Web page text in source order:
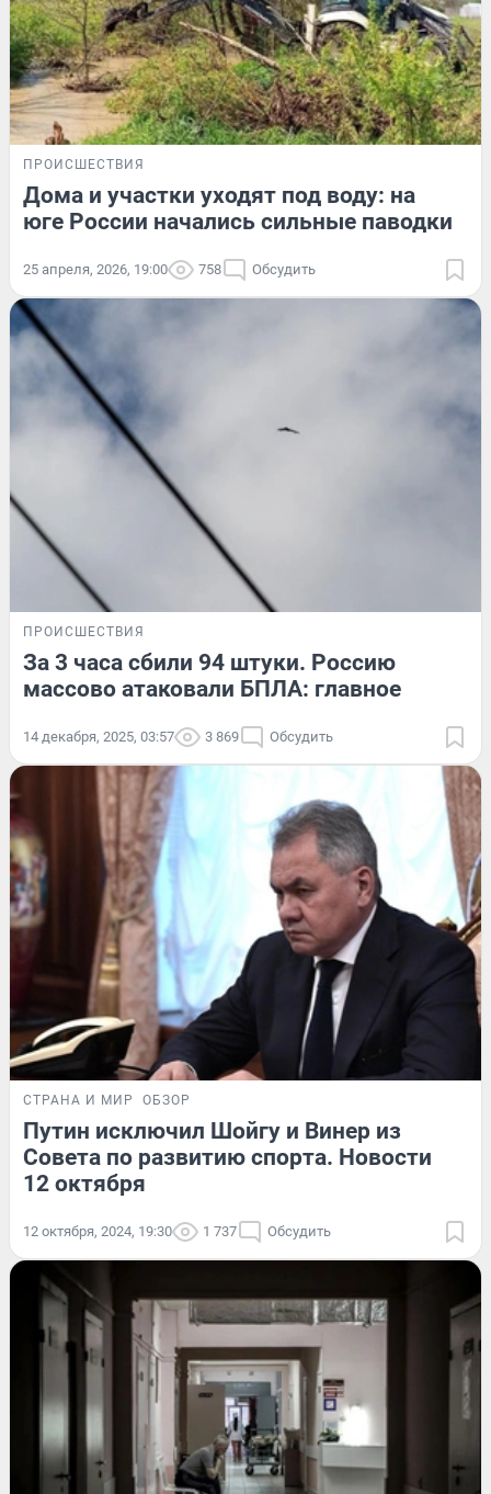
ПРОИСШЕСТВИЯ
Дома и участки уходят под воду: на
юге России начались сильные паводки
25 апреля, 2026, 19:00 758 Обсудить
ПРОИСШЕСТВИЯ
За 3 часа сбили 94 штуки. Россию
массово атаковали БПЛА: главное
14 декабря, 2025, 03:57 3 869 Обсудить
СТРАНА И МИР ОБЗОР
Путин исключил Шойгу и Винер из
Совета по развитию спорта. Новости
12 октября
12 октября, 2024, 19:30 1 737 Обсудить